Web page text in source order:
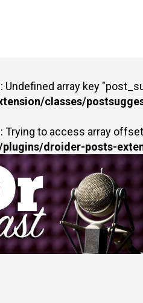
: Undefined array key
classes/
: Trying to access array
droider-posts-